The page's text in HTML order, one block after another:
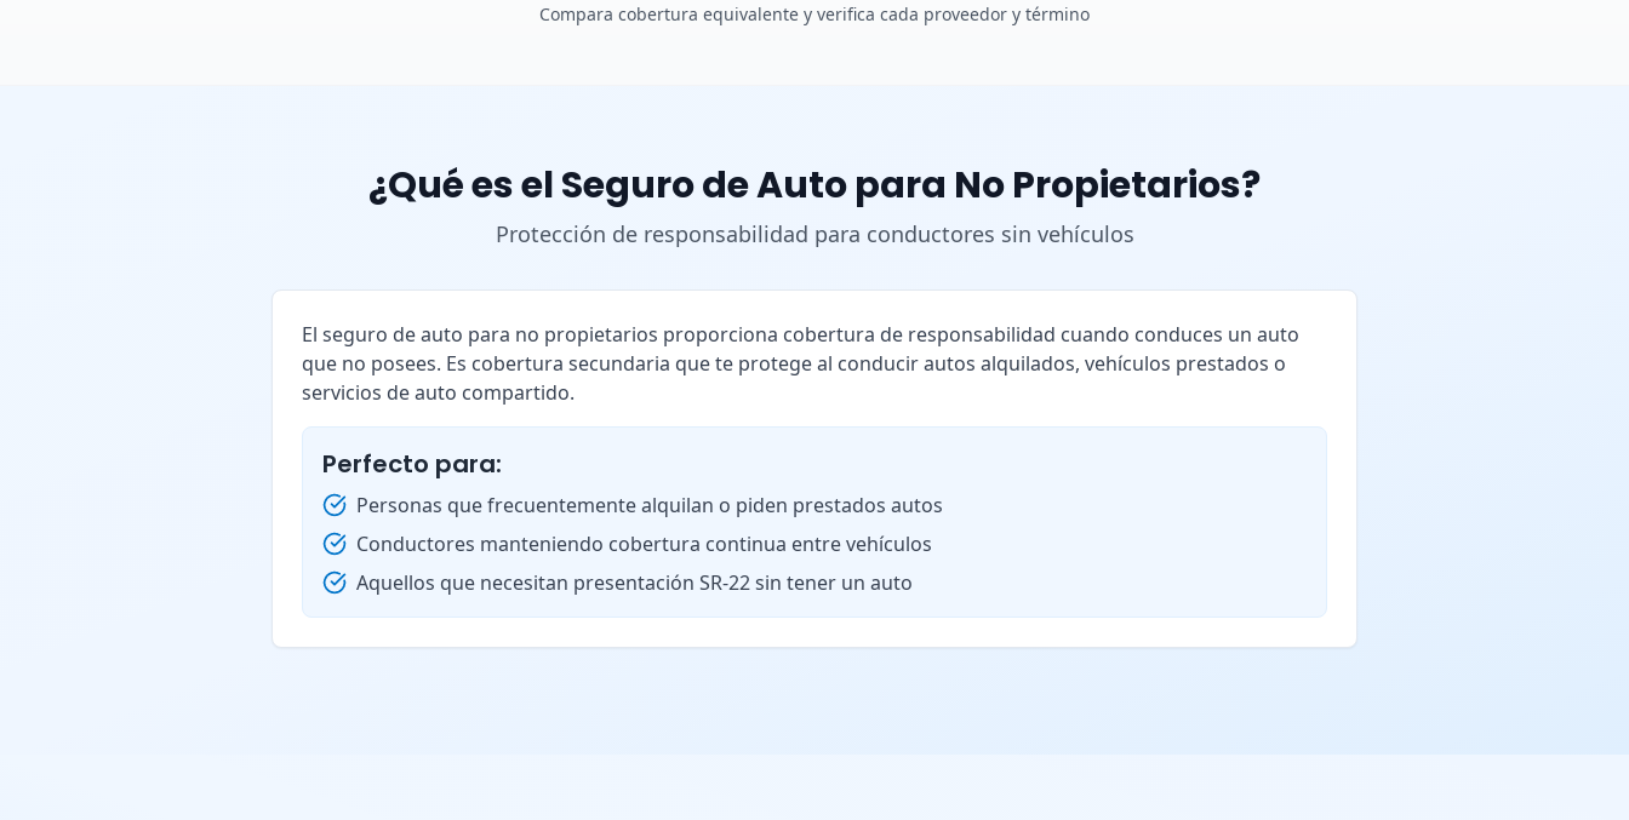
Compara cobertura equivalente y verifica cada proveedor y término
¿Qué es el Seguro de Auto para No Propietarios?
Protección de responsabilidad para conductores sin vehículos
El seguro de auto para no propietarios proporciona cobertura de responsabilidad cuando conduces un auto
que no posees. Es cobertura secundaria que te protege al conducir autos alquilados, vehículos prestados o
servicios de auto compartido.
Perfecto para:
Personas que frecuentemente alquilan o piden prestados autos
Conductores manteniendo cobertura continua entre vehículos
Aquellos que necesitan presentación SR-22 sin tener un auto